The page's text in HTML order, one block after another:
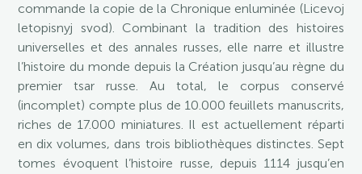
commande la copie de la Chronique enluminée (Licevoj
letopisnyj svod). Combinant la tradition des histoires
universelles et des annales russes, elle narre et illustre
l’histoire du monde depuis la Création jusqu’au règne du
premier tsar russe. Au total, le corpus conservé
(incomplet) compte plus de 10.000 feuillets manuscrits,
riches de 17.000 miniatures. Il est actuellement réparti
en dix volumes, dans trois bibliothèques distinctes. Sept
tomes évoquent l’histoire russe, depuis 1114 jusqu’en